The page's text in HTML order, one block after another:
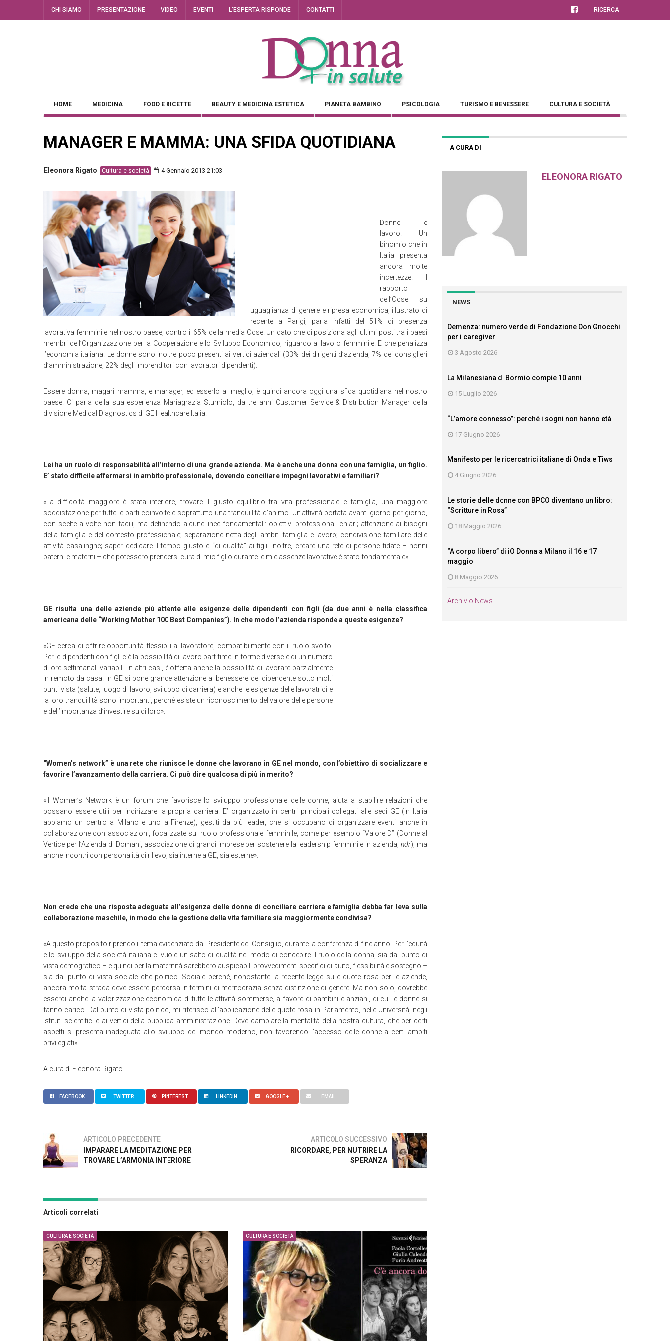
CHI SIAMO PRESENTAZIONE VIDEO EVENTI L’ESPERTA RISPONDE CONTATTI RICERCA
HOME MEDICINA FOOD E RICETTE BEAUTY E MEDICINA ESTETICA PIANETA BAMBINO PSICOLOGIA TURISMO E BENESSERE CULTURA E SOCIETÀ
MANAGER E MAMMA: UNA SFIDA QUOTIDIANA
Eleonora Rigato Cultura e società 4 Gennaio 2013 21:03
Donne e
lavoro. Un
binomio che in
Italia presenta
ancora molte
incertezze. Il
rapporto
dell’Ocse su
uguaglianza di genere e ripresa economica, illustrato di
recente a Parigi, parla infatti del 51% di presenza
lavorativa femminile nel nostro paese, contro il 65% della media Ocse. Un dato che ci posiziona agli ultimi posti tra i paesi
membri dell’Organizzazione per la Cooperazione e lo Sviluppo Economico, riguardo al lavoro femminile. E che penalizza
l’economia italiana. Le donne sono inoltre poco presenti ai vertici aziendali (33% dei dirigenti d’azienda, 7% dei consiglieri
d’amministrazione, 22% degli imprenditori con lavoratori dipendenti).
Essere donna, magari mamma, e manager, ed esserlo al meglio, è quindi ancora oggi una sfida quotidiana nel nostro
paese. Ci parla della sua esperienza Mariagrazia Sturniolo, da tre anni Customer Service & Distribution Manager della
divisione Medical Diagnostics di GE Healthcare Italia.
Lei ha un ruolo di responsabilità all’interno di una grande azienda. Ma è anche una donna con una famiglia, un figlio.
E’ stato difficile affermarsi in ambito professionale, dovendo conciliare impegni lavorativi e familiari?
«La difficoltà maggiore è stata interiore, trovare il giusto equilibrio tra vita professionale e famiglia, una maggiore
soddisfazione per tutte le parti coinvolte e soprattutto una tranquillità d’animo. Un’attività portata avanti giorno per giorno,
con scelte a volte non facili, ma definendo alcune linee fondamentali: obiettivi professionali chiari; attenzione ai bisogni
della famiglia e del contesto professionale; separazione netta degli ambiti famiglia e lavoro; condivisione familiare delle
attività casalinghe; saper dedicare il tempo giusto e “di qualità” ai figli. Inoltre, creare una rete di persone fidate – nonni
paterni e materni – che potessero prendersi cura di mio figlio durante le mie assenze lavorative è stato fondamentale».
GE risulta una delle aziende più attente alle esigenze delle dipendenti con figli (da due anni è nella classifica
americana delle “Working Mother 100 Best Companies”). In che modo l’azienda risponde a queste esigenze?
«GE cerca di offrire opportunità flessibili al lavoratore, compatibilmente con il ruolo svolto.
Per le dipendenti con figli c’è la possibilità di lavoro part-time in forme diverse e di un numero
di ore settimanali variabili. In altri casi, è offerta anche la possibilità di lavorare parzialmente
in remoto da casa. In GE si pone grande attenzione al benessere del dipendente sotto molti
punti vista (salute, luogo di lavoro, sviluppo di carriera) e anche le esigenze delle lavoratrici e
la loro tranquillità sono importanti, perché esiste un riconoscimento del valore delle persone
e dell’importanza d’investire su di loro».
“Women’s network” è una rete che riunisce le donne che lavorano in GE nel mondo, con l’obiettivo di socializzare e
favorire l’avanzamento della carriera. Ci può dire qualcosa di più in merito?
«Il Women’s Network è un forum che favorisce lo sviluppo professionale delle donne, aiuta a stabilire relazioni che
possano essere utili per indirizzare la propria carriera. E’ organizzato in centri principali collegati alle sedi GE (in Italia
abbiamo un centro a Milano e uno a Firenze), gestiti da più leader, che si occupano di organizzare eventi anche in
collaborazione con associazioni, focalizzate sul ruolo professionale femminile, come per esempio “Valore D” (Donne al
Vertice per l’Azienda di Domani, associazione di grandi imprese per sostenere la leadership femminile in azienda,ndr), ma
anche incontri con personalità di rilievo, sia interne a GE, sia esterne».
Non crede che una risposta adeguata all’esigenza delle donne di conciliare carriera e famiglia debba far leva sulla
collaborazione maschile, in modo che la gestione della vita familiare sia maggiormente condivisa?
«A questo proposito riprendo il tema evidenziato dal Presidente del Consiglio, durante la conferenza di fine anno. Per l’equità
e lo sviluppo della società italiana ci vuole un salto di qualità nel modo di concepire il ruolo della donna, sia dal punto di
vista demografico – e quindi per la maternità sarebbero auspicabili provvedimenti specifici di aiuto, flessibilità e sostegno –
sia dal punto di vista sociale che politico. Sociale perché, nonostante la recente legge sulle quote rosa per le aziende,
ancora molta strada deve essere percorsa in termini di meritocrazia senza distinzione di genere. Ma non solo, dovrebbe
esserci anche la valorizzazione economica di tutte le attività sommerse, a favore di bambini e anziani, di cui le donne si
fanno carico. Dal punto di vista politico, mi riferisco all’applicazione delle quote rosa in Parlamento, nelle Università, negli
Istituti scientifici e ai vertici della pubblica amministrazione. Deve cambiare la mentalità della nostra cultura, che per certi
aspetti si presenta inadeguata allo sviluppo del mondo moderno, non favorendo l’accesso delle donne a certi ambiti
privilegiati».
A cura di Eleonora Rigato
FACEBOOK TWITTER PINTEREST LINKEDIN GOOGLE + EMAIL
ARTICOLO PRECEDENTE
IMPARARE LA MEDITAZIONE PER
TROVARE L’ARMONIA INTERIORE
ARTICOLO SUCCESSIVO
RICORDARE, PER NUTRIRE LA
SPERANZA
Articoli correlati
CULTURA E SOCIETÀ CULTURA E SOCIETÀ
A CURA DI
ELEONORA RIGATO
NEWS
Demenza: numero verde di Fondazione Don Gnocchi
per i caregiver
3 Agosto 2026
La Milanesiana di Bormio compie 10 anni
15 Luglio 2026
“L’amore connesso”: perché i sogni non hanno età
17 Giugno 2026
Manifesto per le ricercatrici italiane di Onda e Tiws
4 Giugno 2026
Le storie delle donne con BPCO diventano un libro:
“Scritture in Rosa”
18 Maggio 2026
“A corpo libero” di iO Donna a Milano il 16 e 17
maggio
8 Maggio 2026
Archivio News